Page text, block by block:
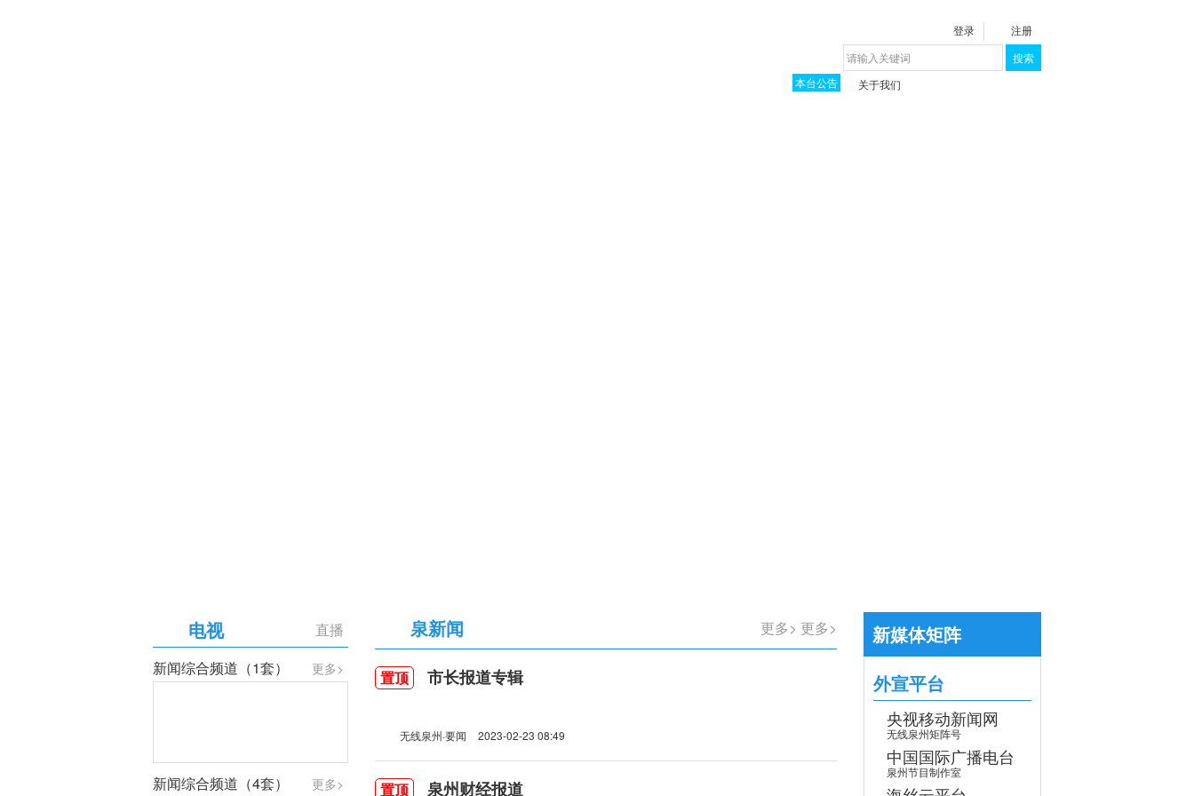
登录
注册
搜索
本台公告
关于我们
直播
电视
更多>
新闻综合频道（1套）
更多>
新闻综合频道（4套）
更多> 更多>
泉新闻
置顶 市长报道专辑
无线泉州·要闻 2023-02-23 08:49
置顶 泉州财经报道
新媒体矩阵
外宣平台
央视移动新闻网
无线泉州矩阵号
中国国际广播电台
泉州节目制作室